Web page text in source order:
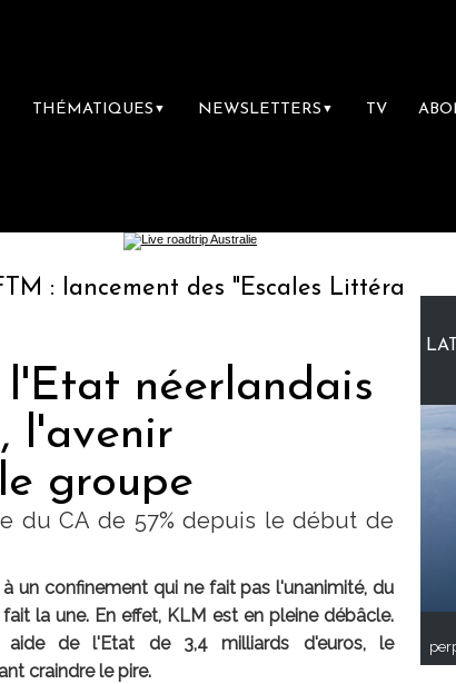
THÉMATIQUES ▼ NEWSLETTERS ▼ TV
des "Escales Littéraires", la
néerlandais
l'avenir
groupe
du CA de 57% depuis le début de
un confinement qui ne fait pas l'unanimité, du
la une. En effet, KLM est en pleine débâcle.
de l'Etat de 3,4 milliards d'euros, le
craindre le pire.